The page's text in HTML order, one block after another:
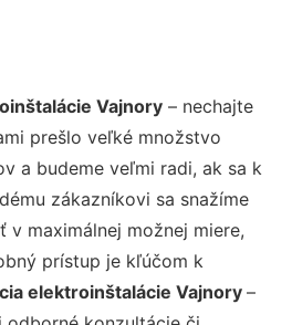
Vajnory – nechajte
prešlo veľké množstvo
a budeme veľmi radi, ak sa k
zákazníkovi sa snažíme
maximálnej možnej miere,
prístup je kľúčom k
elektroinštalácie Vajnory –